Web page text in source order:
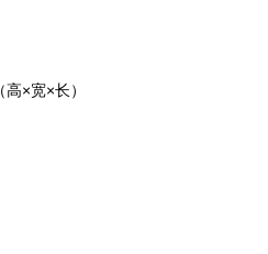
×宽×长）